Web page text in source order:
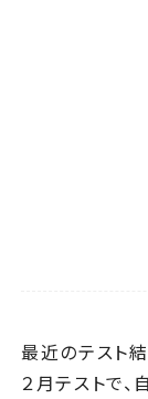
最近のテスト結
２月テストで